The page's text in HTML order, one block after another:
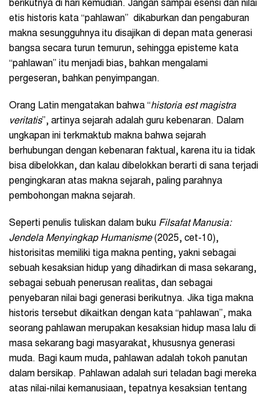
berikutnya di hari kemudian. Jangan sampai esensi dan nilai
etis historis kata “pahlawan” dikaburkan dan pengaburan
makna sesungguhnya itu disajikan di depan mata generasi
bangsa secara turun temurun, sehingga episteme kata
“pahlawan” itu menjadi bias, bahkan mengalami
pergeseran, bahkan penyimpangan.
Orang Latin mengatakan bahwa “historia est magistra
veritatis”, artinya sejarah adalah guru kebenaran. Dalam
ungkapan ini terkmaktub makna bahwa sejarah
berhubungan dengan kebenaran faktual, karena itu ia tidak
bisa dibelokkan, dan kalau dibelokkan berarti di sana terjadi
pengingkaran atas makna sejarah, paling parahnya
pembohongan makna sejarah.
Seperti penulis tuliskan dalam buku Filsafat Manusia:
Jendela Menyingkap Humanisme(2025, cet-10),
historisitas memiliki tiga makna penting, yakni sebagai
sebuah kesaksian hidup yang dihadirkan di masa sekarang,
sebagai sebuah penerusan realitas, dan sebagai
penyebaran nilai bagi generasi berikutnya. Jika tiga makna
historis tersebut dikaitkan dengan kata “pahlawan”, maka
seorang pahlawan merupakan kesaksian hidup masa lalu di
masa sekarang bagi masyarakat, khususnya generasi
muda. Bagi kaum muda, pahlawan adalah tokoh panutan
dalam bersikap. Pahlawan adalah suri teladan bagi mereka
atas nilai-nilai kemanusiaan, tepatnya kesaksian tentang